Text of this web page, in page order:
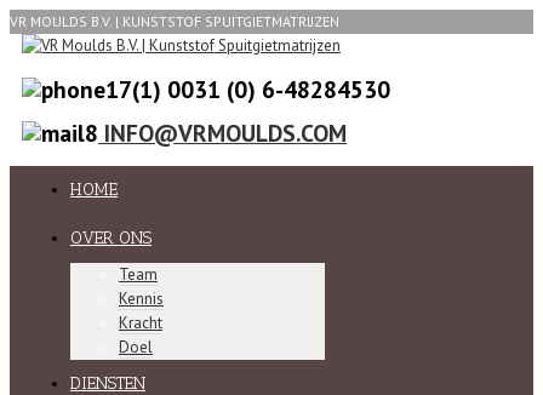
VR MOULDS B.V. | KUNSTSTOF SPUITGIETMATRIJZEN
0031 (0) 6-48284530
INFO@VRMOULDS.COM
HOME
OVER ONS
Team
Kennis
Kracht
Doel
DIENSTEN